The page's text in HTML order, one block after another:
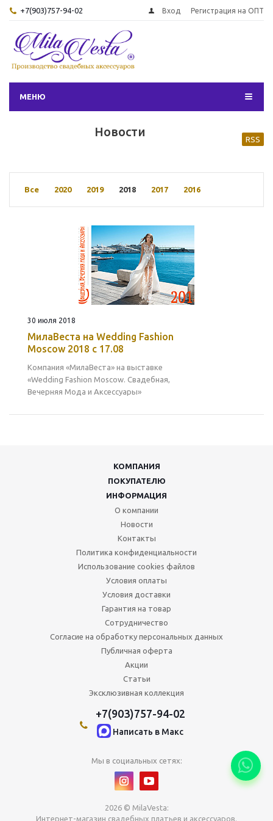
+7(903)757-94-02 Вход Регистрация на ОПТ
МЕНЮ
Новости
RSS
Все 2020 2019 2018 2017 2016
30 июля 2018
МилаВеста на Wedding Fashion
Moscow 2018 с 17.08
Компания «МилаВеста» на выставке
«Wedding Fashion Moscow. Свадебная,
Вечерняя Мода и Аксессуары»
КОМПАНИЯ
ПОКУПАТЕЛЮ
ИНФОРМАЦИЯ
О компании
Новости
Контакты
Политика конфиденциальности
Использование cookies файлов
Условия оплаты
Условия доставки
Гарантия на товар
Сотрудничество
Согласие на обработку персональных данных
Публичная оферта
Акции
Статьи
Эксклюзивная коллекция
+7(903)757-94-02
Написать в Maкс
Мы в социальных сетях:
2026 © MilaVesta:
Интернет-магазин свадебных платьев и аксессуаров.